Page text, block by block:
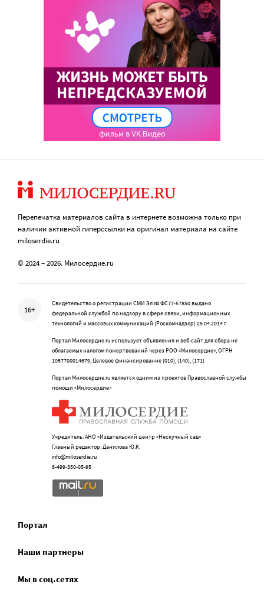
Перепечатка материалов сайта в интернете возможна только при
наличии активной гиперссылки на оригинал материала на сайте
miloserdie.ru
© 2024 – 2026. Милосердие.ru
16+
Свидетельство о регистрации СМИ Эл № ФС77-57850 выдано
федеральной службой по надзору в сфере связи, информационных
технологий и массовых коммуникаций (Роскомнадзор) 25.04.2014 г.
Портал Милосердие.ru использует объявления и веб-сайт для сбора не
облагаемых налогом пожертвований через РОО «Милосердие», ОГРН
1057700014679, Целевое финансирование (010), (140), (171)
Портал Милосердие.ru является одним из проектов Православной службы
помощи «Милосердие»
Учредитель: АНО «Издательский центр «Нескучный сад»
Главный редактор: Данилова Ю.К.
info@miloserdie.ru
8-499-350-05-95
Портал
Наши партнеры
Мы в соц.сетях